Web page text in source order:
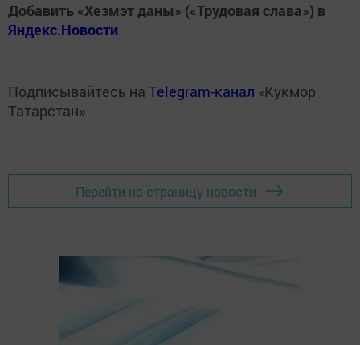
Добавить «Хезмэт даны» («Трудовая слава») в
Яндекс.Новости
Подписывайтесь на Telegram-канал «Кукмор
Татарстан»
Перейти на страницу новости